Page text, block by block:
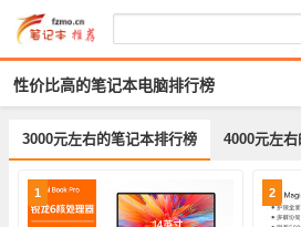
性价比高的笔记本电脑排行榜
3000元左右的笔记本排行榜 4000元左
1 2